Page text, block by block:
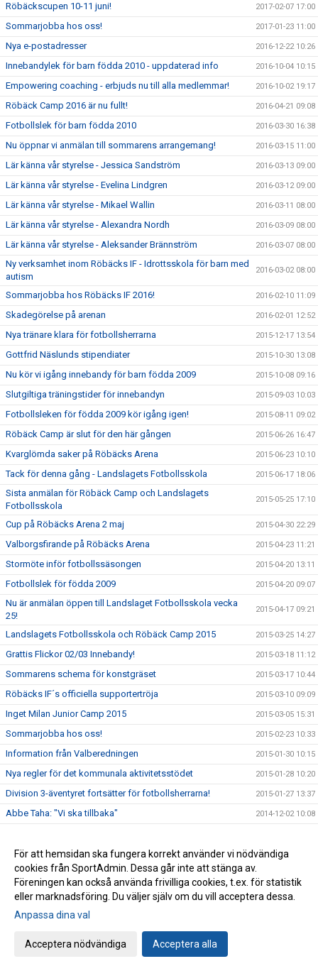
Röbäckscupen 10-11 juni! 2017-02-07 17:00
Sommarjobba hos oss! 2017-01-23 11:00
Nya e-postadresser 2016-12-22 10:26
Innebandylek för barn födda 2010 - uppdaterad info 2016-10-04 10:15
Empowering coaching - erbjuds nu till alla medlemmar! 2016-10-02 19:17
Röbäck Camp 2016 är nu fullt! 2016-04-21 09:08
Fotbollslek för barn födda 2010 2016-03-30 16:38
Nu öppnar vi anmälan till sommarens arrangemang! 2016-03-15 11:00
Lär känna vår styrelse - Jessica Sandström 2016-03-13 09:00
Lär känna vår styrelse - Evelina Lindgren 2016-03-12 09:00
Lär känna vår styrelse - Mikael Wallin 2016-03-11 08:00
Lär känna vår styrelse - Alexandra Nordh 2016-03-09 08:00
Lär känna vår styrelse - Aleksander Brännström 2016-03-07 08:00
Ny verksamhet inom Röbäcks IF - Idrottsskola för barn med
autism
2016-03-02 08:00
Sommarjobba hos Röbäcks IF 2016! 2016-02-10 11:09
Skadegörelse på arenan 2016-02-01 12:52
Nya tränare klara för fotbollsherrarna 2015-12-17 13:54
Gottfrid Näslunds stipendiater 2015-10-30 13:08
Nu kör vi igång innebandy för barn födda 2009 2015-10-08 09:16
Slutgiltiga träningstider för innebandyn 2015-09-03 10:03
Fotbollsleken för födda 2009 kör igång igen! 2015-08-11 09:02
Röbäck Camp är slut för den här gången 2015-06-26 16:47
Kvarglömda saker på Röbäcks Arena 2015-06-23 10:10
Tack för denna gång - Landslagets Fotbollsskola 2015-06-17 18:06
Sista anmälan för Röbäck Camp och Landslagets
Fotbollsskola
2015-05-25 17:10
Cup på Röbäcks Arena 2 maj 2015-04-30 22:29
Valborgsfirande på Röbäcks Arena 2015-04-23 11:21
Stormöte inför fotbollssäsongen 2015-04-20 13:11
Fotbollslek för födda 2009 2015-04-20 09:07
Nu är anmälan öppen till Landslaget Fotbollsskola vecka
25!
2015-04-17 09:21
Landslagets Fotbollsskola och Röbäck Camp 2015 2015-03-25 14:27
Grattis Flickor 02/03 Innebandy! 2015-03-18 11:12
Sommarens schema för konstgräset 2015-03-17 10:44
Röbäcks IF´s officiella supportertröja 2015-03-10 09:09
Inget Milan Junior Camp 2015 2015-03-05 15:31
Sommarjobba hos oss! 2015-02-23 10:33
Information från Valberedningen 2015-01-30 10:15
Nya regler för det kommunala aktivitetsstödet 2015-01-28 10:20
Division 3-äventyret fortsätter för fotbollsherrarna! 2015-01-27 13:37
Abbe Taha: "Vi ska tillbaka" 2014-12-02 10:08
Röbäcks IF fick pengar från Svenska Spel 2013-12-12 14:27
Röbäck tillbaka i trean efter 30 år 2013-12-12 14:24
Gå till Webbversion
För att hemsidan ska fungera korrekt använder vi nödvändiga
cookies från SportAdmin. Dessa går inte att stänga av.
Föreningen kan också använda frivilliga cookies, t.ex. för statistik
eller marknadsföring. Du väljer själv om du vill acceptera dessa.
Anpassa dina val
Acceptera nödvändiga Acceptera alla